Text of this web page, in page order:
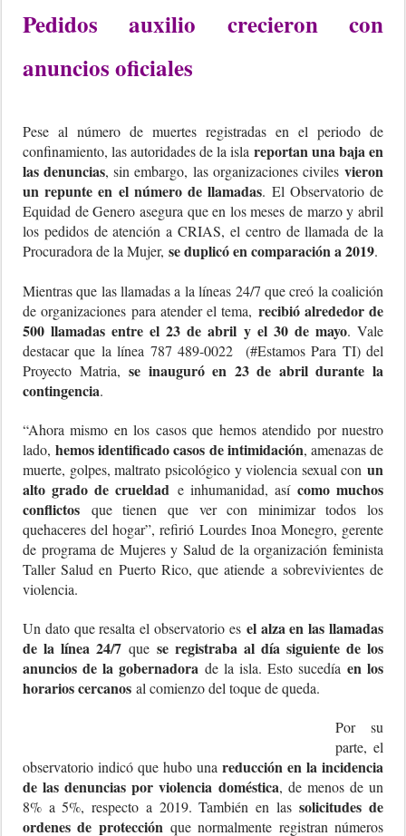
Pedidos auxilio crecieron con
anuncios oficiales
Pese al número de muertes registradas en el periodo de
confinamiento, las autoridades de la isla reportan una baja en
las denuncias, sin embargo, las organizaciones civilesvieron
un repunte en el número de llamadas. El Observatorio de
Equidad de Genero asegura que en los meses de marzo y abril
los pedidos de atención a CRIAS, el centro de llamada de la
Procuradora de la Mujer, se duplicó en comparación a 2019.
Mientras que las llamadas a la líneas 24/7 que creó la coalición
de organizaciones para atender el tema, recibió alrededor de
500 llamadas entre el 23 de abril y el 30 de mayo. Vale
destacar que la línea 787 489-0022 (#Estamos Para TI) del
Proyecto Matria,se inauguró en 23 de abril durante la
contingencia.
“Ahora mismo en los casos que hemos atendido por nuestro
lado,hemos identificado casos de intimidación, amenazas de
muerte, golpes, maltrato psicológico y violencia sexual con un
alto grado de crueldad e inhumanidad, así como muchos
conflictos que tienen que ver con minimizar todos los
quehaceres del hogar”, refirió Lourdes Inoa Monegro, gerente
de programa de Mujeres y Salud de la organización feminista
Taller Salud en Puerto Rico, que atiende a sobrevivientes de
violencia.
Un dato que resalta el observatorio es el alza en las llamadas
de la línea 24/7 que se registraba al día siguiente de los
anuncios de la gobernadora de la isla. Esto sucedía en los
horarios cercanos al comienzo del toque de queda.
Por su
parte, el
observatorio indicó que hubo unareducción en la incidencia
de las denuncias por violencia doméstica, de menos de un
8% a 5%, respecto a 2019. También en lassolicitudes de
ordenes de protecciónque normalmente registran números